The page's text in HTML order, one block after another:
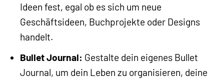
Ideen fest, egal ob es sich um neue
Geschäftsideen, Buchprojekte oder Designs
handelt.
Bullet Journal: Gestalte dein eigenes Bullet
Journal, um dein Leben zu organisieren, deine